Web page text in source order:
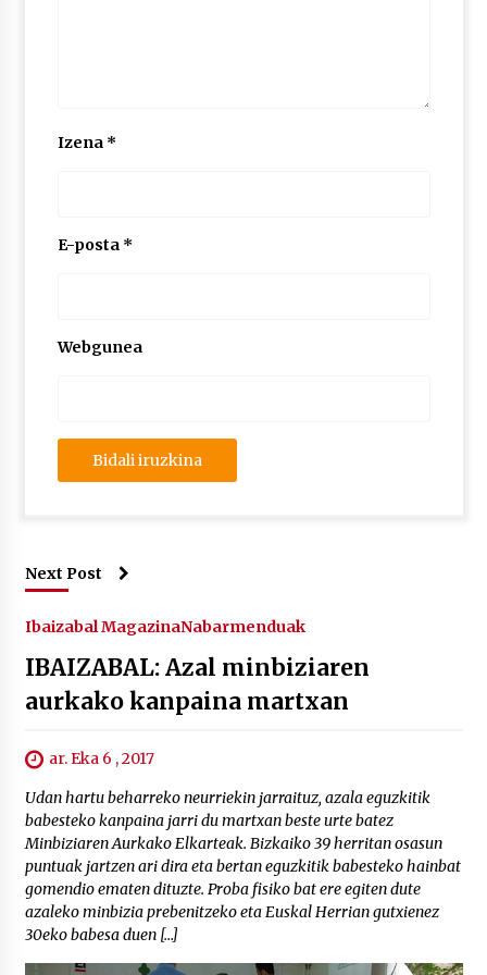
Izena *
E-posta *
Webgunea
Next Post
Ibaizabal MagazinaNabarmenduak
IBAIZABAL: Azal minbiziaren
aurkako kanpaina martxan
ar. Eka 6 , 2017
Udan hartu beharreko neurriekin jarraituz, azala eguzkitik
babesteko kanpaina jarri du martxan beste urte batez
Minbiziaren Aurkako Elkarteak. Bizkaiko 39 herritan osasun
puntuak jartzen ari dira eta bertan eguzkitik babesteko hainbat
gomendio ematen dituzte. Proba fisiko bat ere egiten dute
azaleko minbizia prebenitzeko eta Euskal Herrian gutxienez
30eko babesa duen […]